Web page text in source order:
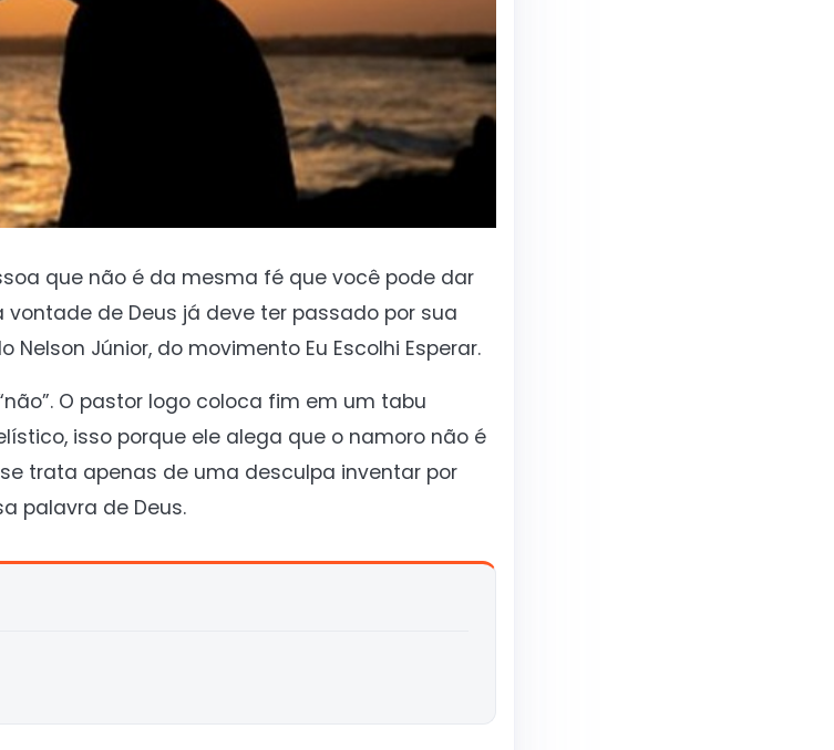
que não é da mesma fé que você pode dar
de Deus já deve ter passado por sua
Júnior, do movimento Eu Escolhi Esperar.
O pastor logo coloca fim em um tabu
isso porque ele alega que o namoro não é
trata apenas de uma desculpa inventar por
palavra de Deus.